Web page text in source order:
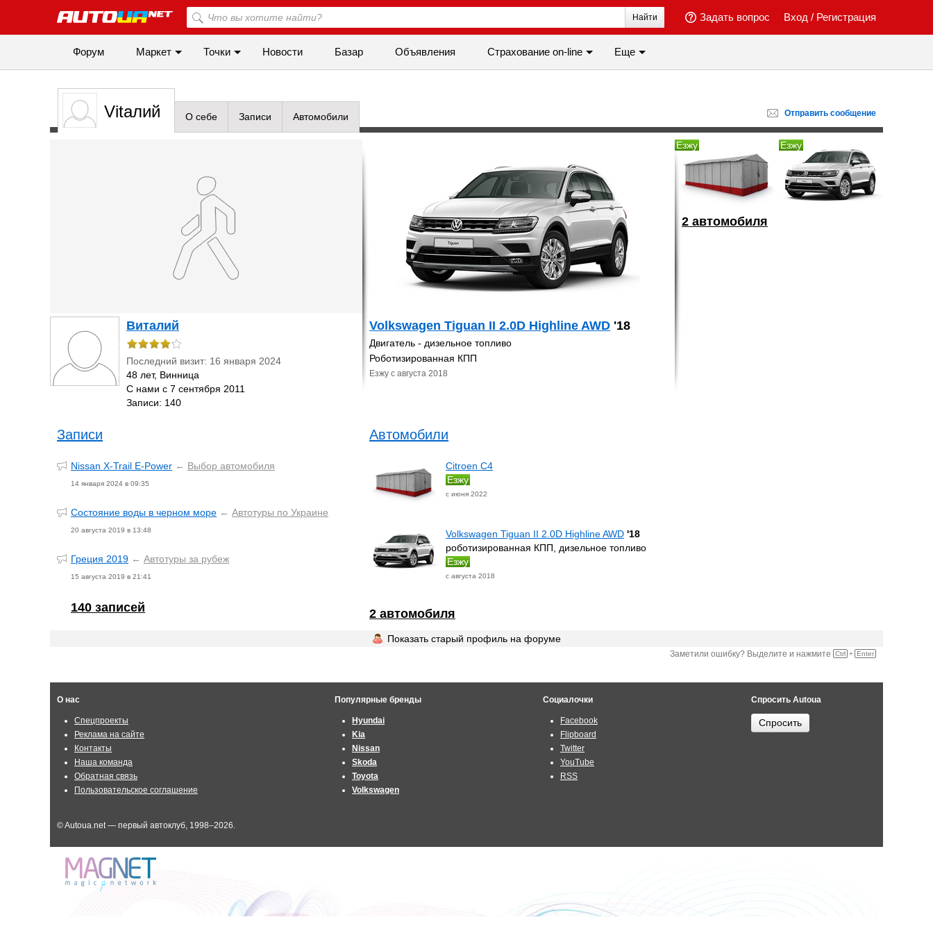
Вход / Регистрация
Задать вопрос
Найти
Форум Маркет Точки Новости Базар Объявления Cтрахование on-line Еще
Отправить сообщение
Vitалий О себе Записи Автомобили
Виталий
Последний визит: 16 января 2024
48 лет, Винница
С нами с 7 сентября 2011
Записи: 140
Volkswagen Tiguan II 2.0D Highline AWD '18
Двигатель - дизельное топливо
Роботизированная КПП
Езжу с августа 2018
Езжу Езжу
2 автомобиля
Записи
Nissan X-Trail E-Power ← Выбор автомобиля
14 января 2024 в 09:35
Состояние воды в черном море ← Автотуры по Украине
20 августа 2019 в 13:48
Греция 2019 ← Автотуры за рубеж
15 августа 2019 в 21:41
140 записей
Автомобили
Citroen C4
Езжу
с июня 2022
Volkswagen Tiguan II 2.0D Highline AWD '18
роботизированная КПП, дизельное топливо
Езжу
с августа 2018
2 автомобиля
Показать старый профиль на форуме
Заметили ошибку? Выделите и нажмите Ctrl + Enter
О нас
Спецпроекты
Реклама на сайте
Контакты
Наша команда
Обратная связь
Пользовательское соглашение
Популярные бренды
Hyundai
Kia
Nissan
Skoda
Toyota
Volkswagen
Социалочки
Facebook
Flipboard
Twitter
YouTube
RSS
Спросить Autoua
Спросить
© Autoua.net — первый автоклуб, 1998–2026.